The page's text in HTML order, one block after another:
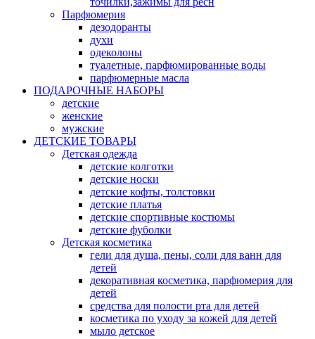
Парфюмерия
дезодоранты
духи
одеколоны
туалетные, парфюмированные воды
парфюмерные масла
ПОДАРОЧНЫЕ НАБОРЫ
детские
женские
мужские
ДЕТСКИЕ ТОВАРЫ
Детская одежда
детские колготки
детские носки
детские кофты, толстовки
детские платья
детские спортивные костюмы
детские фуболки
Детская косметика
гели для душа, пены, соли для ванн для
детей
декоративная косметика, парфюмерия для
детей
средства для полости рта для детей
косметика по уходу за кожей для детей
мыло детское